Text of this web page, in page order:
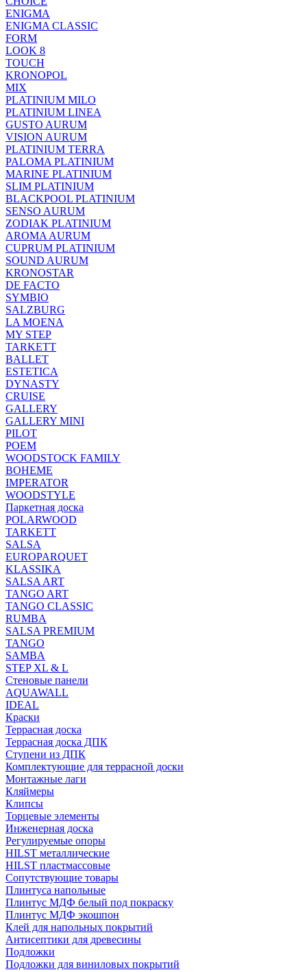
ENIGMA
ENIGMA CLASSIC
FORM
LOOK 8
TOUCH
KRONOPOL
MIX
PLATINIUM MILO
PLATINIUM LINEA
GUSTO AURUM
VISION AURUM
PLATINIUM TERRA
PALOMA PLATINIUM
MARINE PLATINIUM
SLIM PLATINIUM
BLACKPOOL PLATINIUM
SENSO AURUM
ZODIAK PLATINIUM
AROMA AURUM
CUPRUM PLATINIUM
SOUND AURUM
KRONOSTAR
DE FACTO
SYMBIO
SALZBURG
LA MOENA
MY STEP
TARKETT
BALLET
ESTETICA
DYNASTY
CRUISE
GALLERY
GALLERY MINI
PILOT
POEM
WOODSTOCK FAMILY
BOHEME
IMPERATOR
WOODSTYLE
Паркетная доска
POLARWOOD
TARKETT
SALSA
EUROPARQUET
KLASSIKA
SALSA ART
TANGO ART
TANGO CLASSIC
RUMBA
SALSA PREMIUM
TANGO
SAMBA
STEP XL & L
Стеновые панели
AQUAWALL
IDEAL
Краски
Террасная доска
Террасная доска ДПК
Ступени из ДПК
Комплектующие для террасной доски
Монтажные лаги
Кляймеры
Клипсы
Торцевые элементы
Инженерная доска
Регулируемые опоры
HILST металлические
HILST пластмассовые
Сопутствующие товары
Плинтуса напольные
Плинтус МДФ белый под покраску
Плинтус МДФ экошпон
Клей для напольных покрытий
Антисептики для древесины
Подложки
Подложки для виниловых покрытий